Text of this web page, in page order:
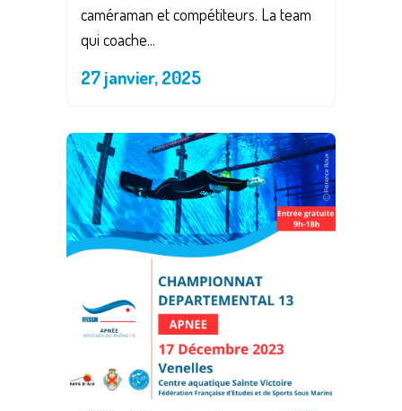
caméraman et compétiteurs. La team
qui coache...
27 janvier, 2025